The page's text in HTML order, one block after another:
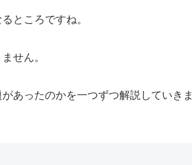
ところですね。
せん。
あったのかを一つずつ解説していきま